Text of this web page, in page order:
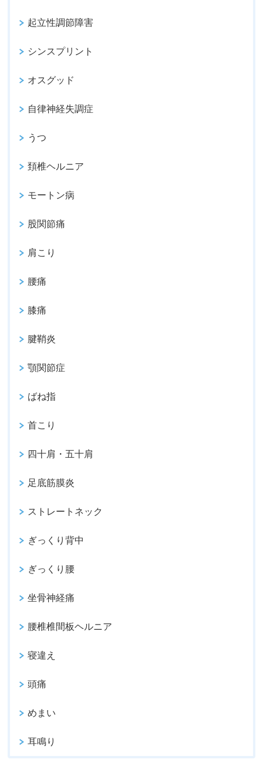
起立性調節障害
シンスプリント
オスグッド
自律神経失調症
うつ
頚椎ヘルニア
モートン病
股関節痛
肩こり
腰痛
膝痛
腱鞘炎
顎関節症
ばね指
首こり
四十肩・五十肩
足底筋膜炎
ストレートネック
ぎっくり背中
ぎっくり腰
坐骨神経痛
腰椎椎間板ヘルニア
寝違え
頭痛
めまい
耳鳴り